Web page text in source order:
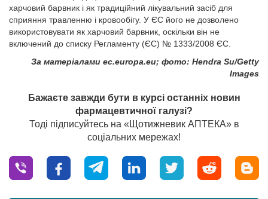
харчовий барвник і як традиційний лікувальний засіб для
сприяння травленню і кровообігу. У ЄС його не дозволено
використовувати як харчовий барвник, оскільки він не
включений до списку Регламенту (ЄС) № 1333/2008 ЄС.
За матеріалами ec.europa.eu; фото: Hendra Su/Getty
Images
Бажаєте завжди бути в курсі останніх новин
фармацевтичної галузі?
Тоді підписуйтесь на «Щотижневик АПТЕКА» в
соціальних мережах!